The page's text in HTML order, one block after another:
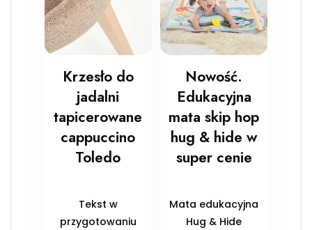
Krzesło do
jadalni
tapicerowane
cappuccino
Toledo
Tekst w
przygotowaniu
Nowość.
Edukacyjna
mata skip hop
hug & hide w
super cenie
Mata edukacyjna
Hug & Hide